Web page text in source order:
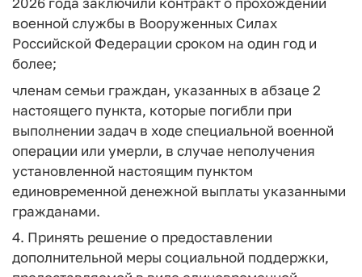
военной службы в Вооруженных Силах
Российской Федерации сроком на один год и
более;
членам семьи граждан, указанных в абзаце 2
настоящего пункта, которые погибли при
выполнении задач в ходе специальной военной
операции или умерли, в случае неполучения
установленной настоящим пунктом
единовременной денежной выплаты указанными
гражданами.
4. Принять решение о предоставлении
дополнительной меры социальной поддержки,